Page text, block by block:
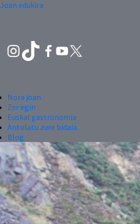
Joan edukira
Nora joan
Zer egin
Euskal gastronomia
Antolatu zure bidaia
Blog